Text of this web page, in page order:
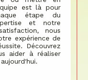
étape du
et notre
nous
expérience de
Découvrez
aider à réaliser